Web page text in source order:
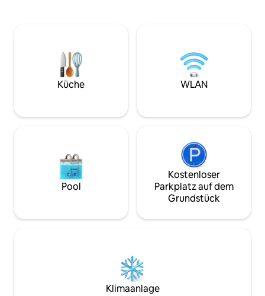
Zimmerpflanzen,
und einer
Sitzbereich im
für einen
Rückzugsort
Küche WLAN
Pool
Kostenloser
Parkplatz auf dem
Grundstück
Klimaanlage